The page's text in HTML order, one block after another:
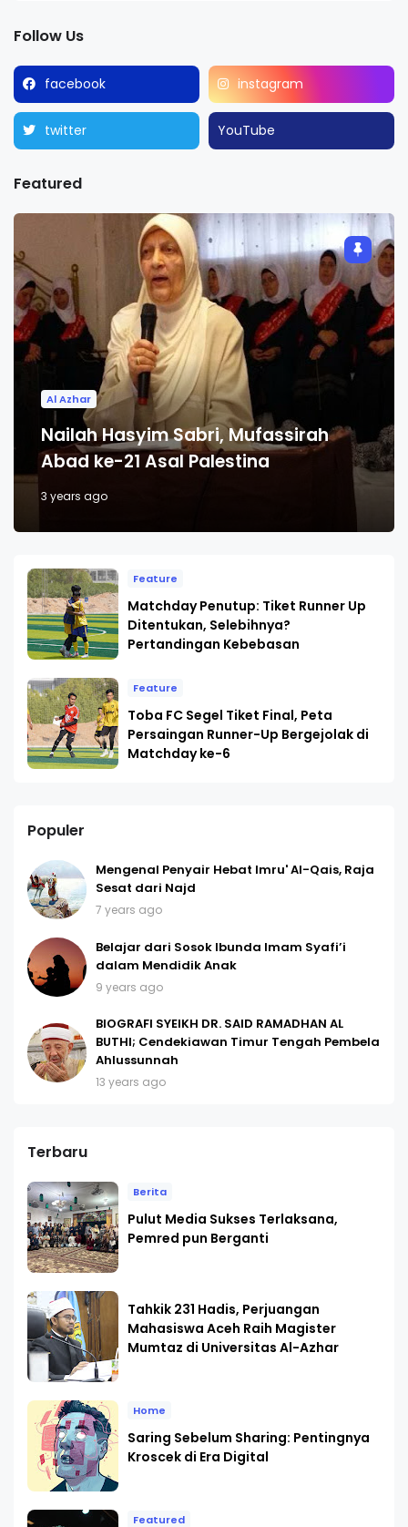
Follow Us
facebook instagram
twitter YouTube
Featured
Al Azhar
Nailah Hasyim Sabri, Mufassirah
Abad ke-21 Asal Palestina
3 years ago
Feature
Matchday Penutup: Tiket Runner Up
Ditentukan, Selebihnya?
Pertandingan Kebebasan
Feature
Toba FC Segel Tiket Final, Peta
Persaingan Runner-Up Bergejolak di
Matchday ke-6
Populer
Mengenal Penyair Hebat Imru' Al-Qais, Raja
Sesat dari Najd
7 years ago
Belajar dari Sosok Ibunda Imam Syafi’i
dalam Mendidik Anak
9 years ago
BIOGRAFI SYEIKH DR. SAID RAMADHAN AL
BUTHI; Cendekiawan Timur Tengah Pembela
Ahlussunnah
13 years ago
Terbaru
Berita
Pulut Media Sukses Terlaksana,
Pemred pun Berganti
Tahkik 231 Hadis, Perjuangan
Mahasiswa Aceh Raih Magister
Mumtaz di Universitas Al-Azhar
Home
Saring Sebelum Sharing: Pentingnya
Kroscek di Era Digital
Featured